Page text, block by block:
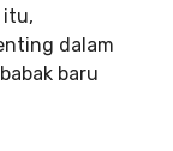
itu,
dalam
baru